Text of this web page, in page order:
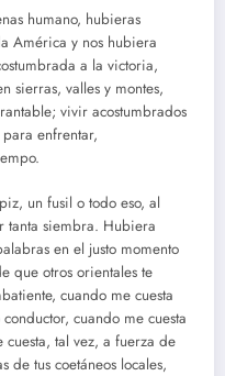
humano, hubieras
América y nos hubiera
a la victoria,
sierras, valles y montes,
vivir acostumbrados
enfrentar,
un fusil o todo eso, al
tanta siembra. Hubiera
en el justo momento
que otros orientales te
cuando me cuesta
cuando me cuesta
tal vez, a fuerza de
de tus coetáneos locales,